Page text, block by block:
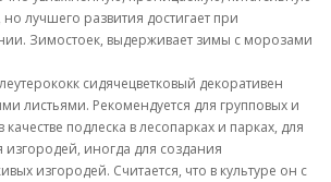
лучшего развития достигает при
Зимостоек, выдерживает зимы с морозами
сидячецветковый декоративен
листьями. Рекомендуется для групповых и
подлеска в лесопарках и парках, для
иногда для создания
изгородей. Считается, что в культуре он с